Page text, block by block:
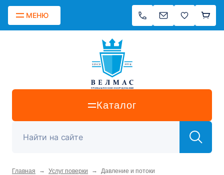
МЕНЮ
Каталог
Главная → Услуг поверки → Давление и потоки